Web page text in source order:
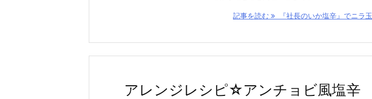
記事を読む 『社長のいか塩辛』でニラ玉
アレンジレシピ☆アンチョビ風塩辛